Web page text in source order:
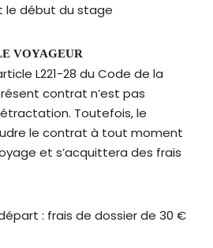
le début du stage
VOYAGEUR
L221-28 du Code de la
contrat n’est pas
Toutefois, le
le contrat à tout moment
et s’acquittera des frais
: frais de dossier de 30 €